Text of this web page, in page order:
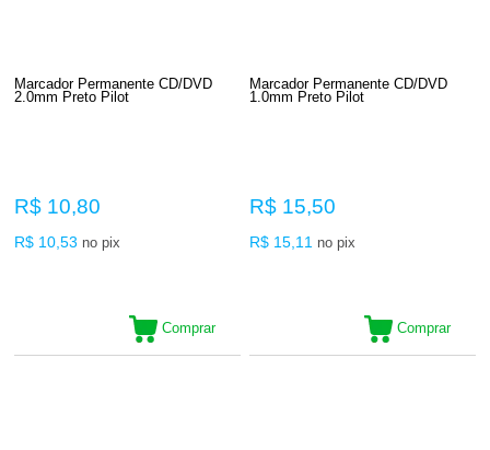
Marcador Permanente CD/DVD
2.0mm Preto Pilot
R$ 10,80
R$ 10,53 no pix
Comprar
Marcador Permanente CD/DVD
1.0mm Preto Pilot
R$ 15,50
R$ 15,11 no pix
Comprar